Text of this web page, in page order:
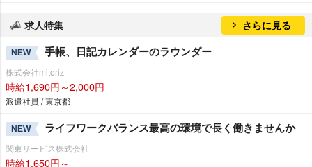
求人特集 さらに見る
NEW 手帳、日記カレンダーのラウンダー
株式会社mitoriz
時給1,690円～2,000円
派遣社員 / 東京都
NEW ライフワークバランス最高の環境で長く働きませんか
関東サービス株式会社
時給1,650円～